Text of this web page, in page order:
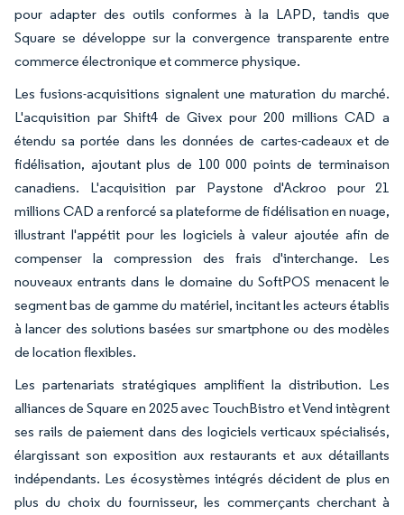
pour adapter des outils conformes à la LAPD, tandis que
Square se développe sur la convergence transparente entre
commerce électronique et commerce physique.
Les fusions-acquisitions signalent une maturation du marché.
L'acquisition par Shift4 de Givex pour 200 millions CAD a
étendu sa portée dans les données de cartes-cadeaux et de
fidélisation, ajoutant plus de 100 000 points de terminaison
canadiens. L'acquisition par Paystone d'Ackroo pour 21
millions CAD a renforcé sa plateforme de fidélisation en nuage,
illustrant l'appétit pour les logiciels à valeur ajoutée afin de
compenser la compression des frais d'interchange. Les
nouveaux entrants dans le domaine du SoftPOS menacent le
segment bas de gamme du matériel, incitant les acteurs établis
à lancer des solutions basées sur smartphone ou des modèles
de location flexibles.
Les partenariats stratégiques amplifient la distribution. Les
alliances de Square en 2025 avec TouchBistro et Vend intègrent
ses rails de paiement dans des logiciels verticaux spécialisés,
élargissant son exposition aux restaurants et aux détaillants
indépendants. Les écosystèmes intégrés décident de plus en
plus du choix du fournisseur, les commerçants cherchant à